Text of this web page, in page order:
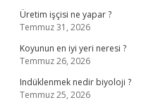
Üretim işçisi ne yapar ?
Temmuz 31, 2026
Koyunun en iyi yeri neresi ?
Temmuz 26, 2026
Indüklenmek nedir biyoloji ?
Temmuz 25, 2026